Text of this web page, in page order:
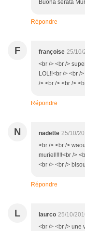
Buona serata
Répondre
F françoise 25/10/
<br /> <br />
LOL!!<br /> <br /
/> <br /> <br />
Répondre
N nadette 25/10/
<br /> <br />
muriel!!!!!<br />
<br /> <br />
Répondre
L laurco 25/10/
<br /> <br /> une